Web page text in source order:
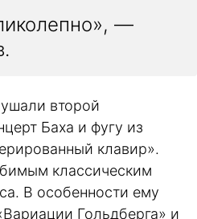
—
второй
Баха и фугу из
клавир».
классическим
В особенности ему
Гольдберга» и